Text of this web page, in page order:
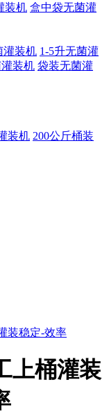
装机 盒中袋无菌灌
灌装机 1-5升无菌灌
装机 袋装无菌灌
装机 200公斤桶装
上桶灌装